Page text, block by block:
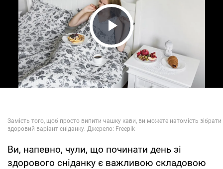
Play Video
Ви, напевно, чули, що починати день зі
здорового сніданку є важливою складовою